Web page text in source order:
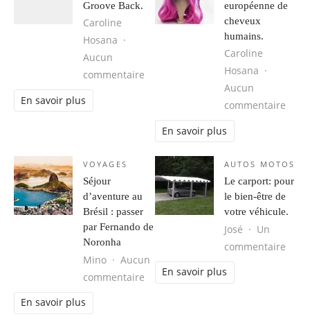
Groove Back.
Caroline
Hosana
Aucun
commentaire sur Obtenir votre Groove Back.
En savoir plus
européenne de
cheveux
humains.
Caroline
Hosana
Aucun
commentaire
En savoir plus
VOYAGES
Séjour
d’aventure au
Brésil : passer
par Fernando de
Noronha
Mino
Aucun
commentaire sur Séjour d’aventure au Brésil :
En savoir plus
AUTOS MOTOS
Le carport: pour
le bien-être de
votre véhicule.
José
Un
commentaire
En savoir plus